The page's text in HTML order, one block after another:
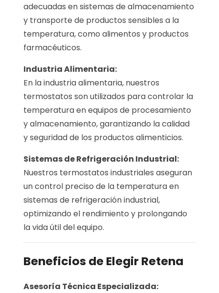
adecuadas en sistemas de almacenamiento
y transporte de productos sensibles a la
temperatura, como alimentos y productos
farmacéuticos.
Industria Alimentaria:
En la industria alimentaria, nuestros
termostatos son utilizados para controlar la
temperatura en equipos de procesamiento
y almacenamiento, garantizando la calidad
y seguridad de los productos alimenticios.
Sistemas de Refrigeración Industrial:
Nuestros termostatos industriales aseguran
un control preciso de la temperatura en
sistemas de refrigeración industrial,
optimizando el rendimiento y prolongando
la vida útil del equipo.
Beneficios de Elegir Retena
Asesoría Técnica Especializada: